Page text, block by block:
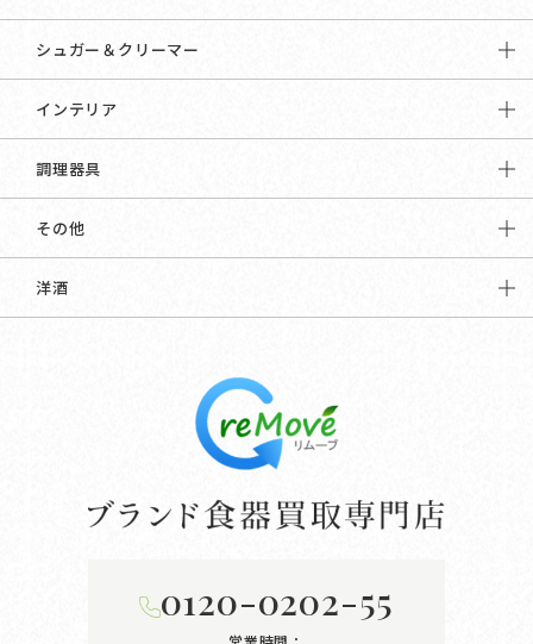
シュガー＆クリーマー
インテリア
調理器具
その他
洋酒
0120-0202-55